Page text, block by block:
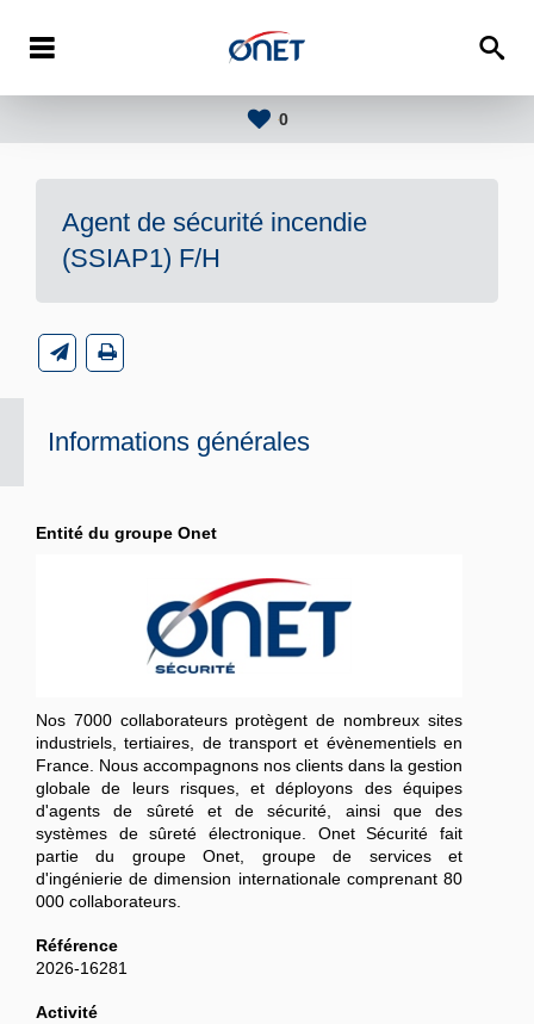
0
Agent de sécurité incendie
(SSIAP1) F/H
Informations générales
Entité du groupe Onet
Nos 7000 collaborateurs protègent de nombreux sites
industriels, tertiaires, de transport et évènementiels en
France. Nous accompagnons nos clients dans la gestion
globale de leurs risques, et déployons des équipes
d'agents de sûreté et de sécurité, ainsi que des
systèmes de sûreté électronique. Onet Sécurité fait
partie du groupe Onet, groupe de services et
d'ingénierie de dimension internationale comprenant 80
000 collaborateurs.
Référence
2026-16281
Activité